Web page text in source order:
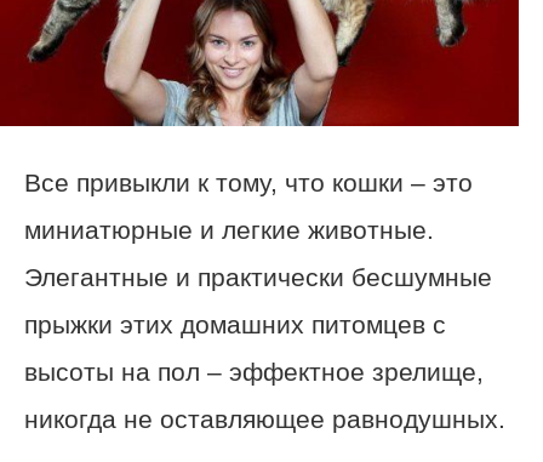
Все привыкли к тому, что кошки – это
миниатюрные и легкие животные.
Элегантные и практически бесшумные
прыжки этих домашних питомцев с
высоты на пол – эффектное зрелище,
никогда не оставляющее равнодушных.